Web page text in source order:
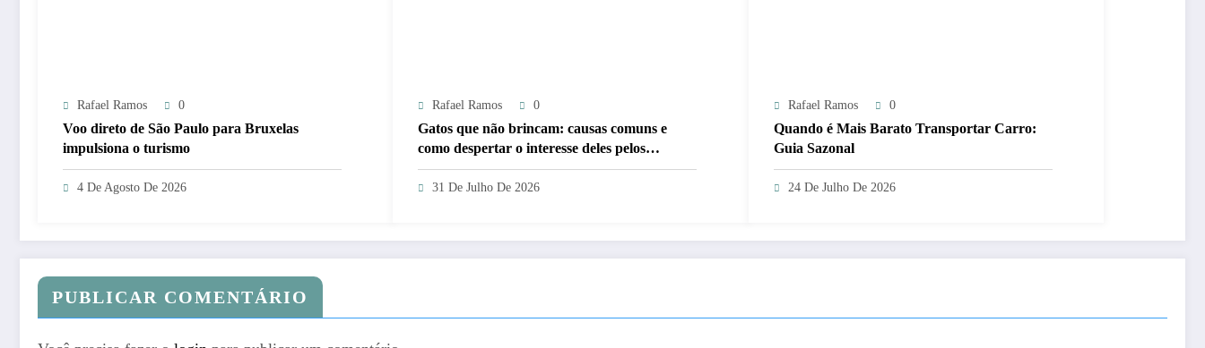
Rafael Ramos 0
Voo direto de São Paulo para Bruxelas
impulsiona o turismo
4 De Agosto De 2026
Rafael Ramos 0
Gatos que não brincam: causas comuns e
como despertar o interesse deles pelos
brinquedos
31 De Julho De 2026
Rafael Ramos 0
Quando é Mais Barato Transportar Carro:
Guia Sazonal
24 De Julho De 2026
PUBLICAR COMENTÁRIO